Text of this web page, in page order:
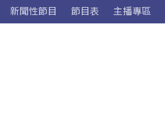
新聞性節目 節目表 主播專區